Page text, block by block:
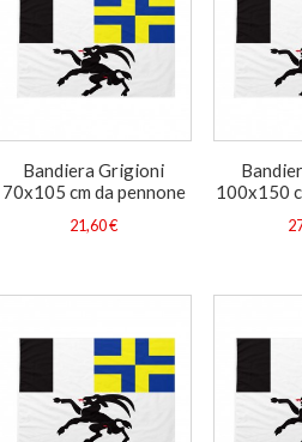
Bandiera Grigioni
70x105 cm da pennone
21,60 €
100x150